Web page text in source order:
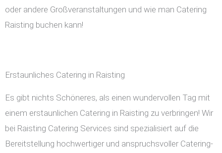
oder andere Großveranstaltungen und wie man Catering
Raisting buchen kann!
Erstaunliches Catering in Raisting
Es gibt nichts Schöneres, als einen wundervollen Tag mit
einem erstaunlichen Catering in Raisting zu verbringen! Wir
bei Raisting Catering Services sind spezialisiert auf die
Bereitstellung hochwertiger und anspruchsvoller Catering-